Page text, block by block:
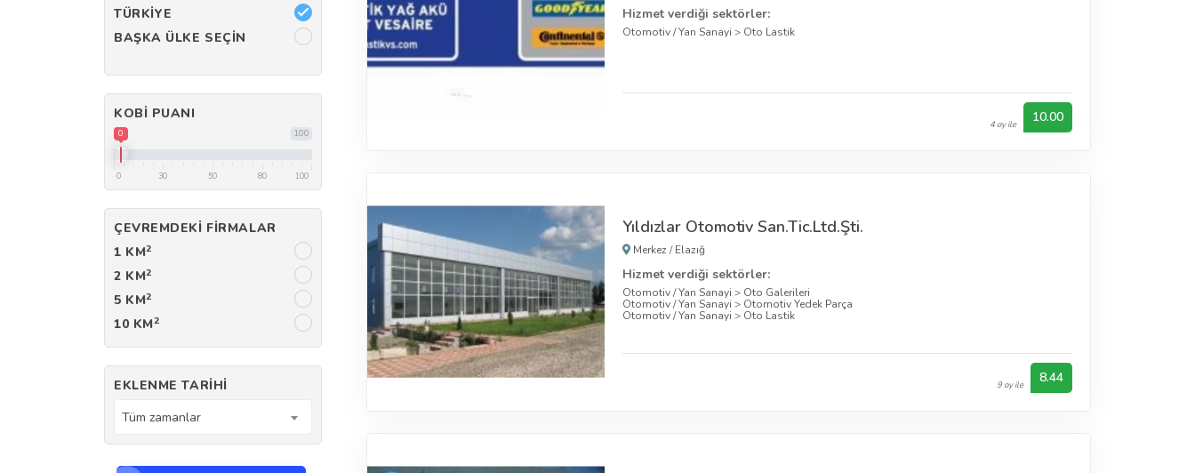
Hizmet verdiği sektörler:
Otomotiv / Yan Sanayi > Oto Lastik
4 oy ile 10.00
Yıldızlar Otomotiv San.Tic.Ltd.Şti.
Merkez/Elazığ
Hizmet verdiği sektörler:
Otomotiv / Yan Sanayi > Oto Galerileri
Otomotiv / Yan Sanayi > Otomotiv Yedek Parça
Otomotiv / Yan Sanayi > Oto Lastik
9 oy ile 8.44
TÜRKIYE
BAŞKA ÜLKE SEÇIN
KOBI PUANI
100
0
0 30 50 80 100
ÇEVREMDEKI FIRMALAR
1 KM2
2 KM2
5 KM2
10 KM2
EKLENME TARIHI
Tüm zamanlar